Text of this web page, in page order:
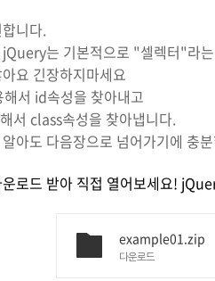
니다.
는 기본적으로 "셀렉터"라
요 긴장하지마세요
서 id속성을 찾아내고
서 class속성을 찾아냅니다.
아도 다음장으로 넘어가기에 충
로드 받아 직접 열어보세요!
example01.zip
다운로드